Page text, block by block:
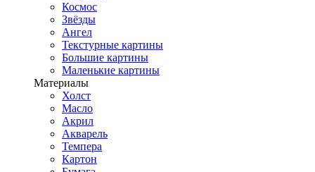
Космос
Звёзды
Ангел
Текстурные картины
Большие картины
Маленькие картины
Материалы
Холст
Масло
Акрил
Акварель
Темпера
Картон